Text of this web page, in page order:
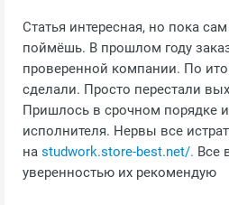
Статья интересная, но пока
поймёшь. В прошлом году
проверенной компании. По
сделали. Просто перестали
Пришлось в срочном порядке
исполнителя. Нервы все
на studwork.store-best.net/. Все
уверенностью их рекомендую